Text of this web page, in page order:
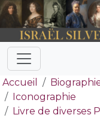
Accueil
Iconographie
Livre de diverses